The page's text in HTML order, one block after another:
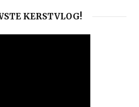
KERSTVLOG!